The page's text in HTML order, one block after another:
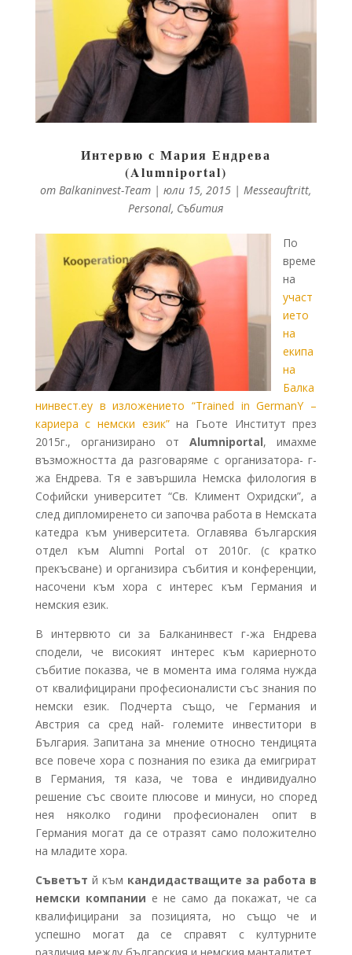
Интервю с Мария Ендрева
(Alumniportal)
отBalkaninvest-Team |юли 15, 2015 |Messeauftritt,
Personal, Събития
По
време
на
участ
ието
на
екипа
на
Балка
нинвест.еу в изложението “Trained in GermanY –
кариера с немски език”на Гьоте Институт през
2015г., организирано отAlumniportal, имахме
възможността да разговаряме с организатора- г-
жа Ендрева. Тя е завършила Немска филология в
Софийски университет “Св. Климент Охридски”, а
след дипломиренето си започва работа в Немската
катедра към университета. Оглавява българския
отдел към Alumni Portal от 2010г. (с кратко
прекъсване) и организира събития и конференции,
насочени към хора с интерес към Германия и
немския език.
В интервюто си за Балканинвест г-жа Ендрева
сподели, че високият интерес към кариерното
събитие показва, че в момента има голяма нужда
от квалифицирани професионалисти със знания по
немски език. Подчерта също, че Германия и
Австрия са сред най- големите инвеститори в
България. Запитана за мнение относно тендицята
все повече хора с познания по езика да емигрират
в Германия, тя каза, че това е индивидуално
решение със своите плюсове и минуси, но според
нея няколко години професионален опит в
Германия могат да се отразят само положително
на младите хора.
Съветът й към кандидастващите за работа в
немски компании е не само да покажат, че са
квалифицирани за позицията, но също че и
успешно могат да се справят с културните